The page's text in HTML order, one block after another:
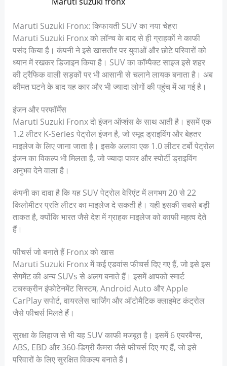
Maruti Suzuki Fronx: किफायती SUV का नया चेहरा
Maruti Suzuki Fronx को लॉन्च के बाद से ही ग्राहकों ने काफी
पसंद किया है। कंपनी ने इसे खासतौर पर युवाओं और छोटे परिवारों को
ध्यान में रखकर डिजाइन किया है। SUV का कॉम्पैक्ट साइज इसे शहर
की ट्रैफिक वाली सड़कों पर भी आसानी से चलाने लायक बनाता है। अब
कीमत घटने के बाद यह कार और भी ज्यादा लोगों की पहुंच में आ गई है।
इंजन और परफॉर्मेंस
Maruti Suzuki Fronx दो इंजन ऑप्शंस के साथ आती है। इसमें एक
1.2 लीटर K-Series पेट्रोल इंजन है, जो स्मूद ड्राइविंग और बेहतर
माइलेज के लिए जाना जाता है। इसके अलावा एक 1.0 लीटर टर्बो पेट्रोल
इंजन का विकल्प भी मिलता है, जो ज्यादा पावर और स्पोर्टी ड्राइविंग
अनुभव देने वाला है।
कंपनी का दावा है कि यह SUV पेट्रोल वेरिएंट में लगभग 20 से 22
किलोमीटर प्रति लीटर का माइलेज दे सकती है। यही इसकी सबसे बड़ी
ताकत है, क्योंकि भारत जैसे देश में ग्राहक माइलेज को काफी महत्व देते
हैं।
फीचर्स जो बनाते हैं Fronx को खास
Maruti Suzuki Fronx में कई एडवांस फीचर्स दिए गए हैं, जो इसे इस
सेगमेंट की अन्य SUVs से अलग बनाते हैं। इसमें आपको स्मार्ट
टचस्क्रीन इंफोटेनमेंट सिस्टम, Android Auto और Apple
CarPlay सपोर्ट, वायरलेस चार्जिंग और ऑटोमैटिक क्लाइमेट कंट्रोल
जैसे फीचर्स मिलते हैं।
सुरक्षा के लिहाज से भी यह SUV काफी मजबूत है। इसमें 6 एयरबैग्स,
ABS, EBD और 360-डिग्री कैमरा जैसे फीचर्स दिए गए हैं, जो इसे
परिवारों के लिए सुरक्षित विकल्प बनाते हैं।